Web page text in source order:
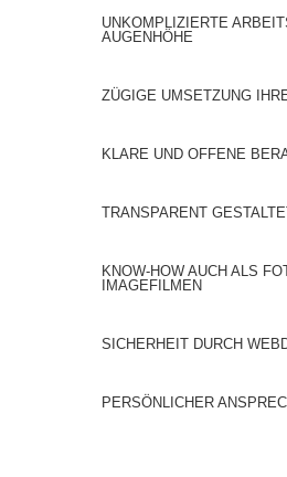
UNKOMPLIZIERTE
AUGENHÖHE
ZÜGIGE UMSETZUNG
KLARE UND OFFENE
TRANSPARENT
KNOW-HOW AUCH ALS
IMAGEFILMEN
SICHERHEIT DURCH
PERSÖNLICHER